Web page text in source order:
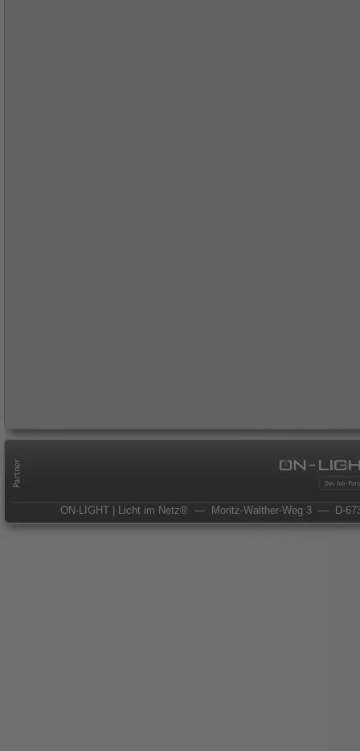
ON-LIGHT | Licht im Netz® — Moritz-Walther-Weg 3 — D-